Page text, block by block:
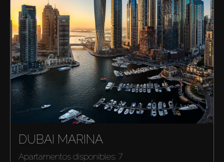
DUBAI MARINA
Apartamentos disponibles: 7